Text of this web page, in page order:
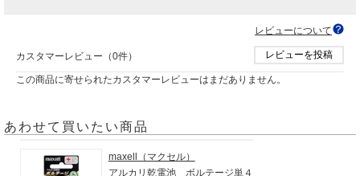
レビューについて
カスタマーレビュー（0件） レビューを投稿
この商品に寄せられたカスタマーレビューはまだありません。
あわせて買いたい商品
maxell（マクセル）
アルカリ乾電池 ボルテージ単４